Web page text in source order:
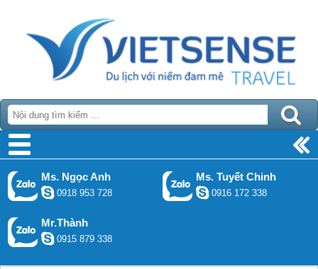
Ms. Ngọc Anh
0918 953 728
Ms. Tuyết Chinh
0916 172 338
Mr.Thành
0915 879 338